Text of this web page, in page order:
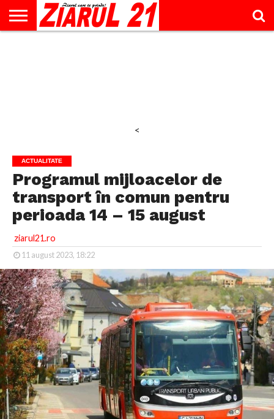
<
ACTUALITATE
Programul mijloacelor de
transport în comun pentru
perioada 14 – 15 august
ziarul21.ro
11 august 2023, 18:22